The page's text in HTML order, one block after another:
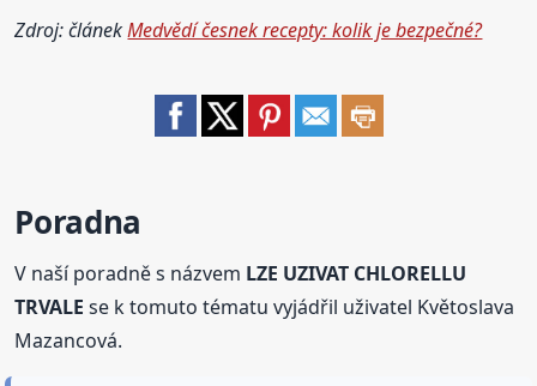
Zdroj: článekMedvědí česnek recepty: kolik je bezpečné?
Poradna
V naší poradně s názvem LZE UZIVAT CHLORELLU
TRVALE se k tomuto tématu vyjádřil uživatel Květoslava
Mazancová.